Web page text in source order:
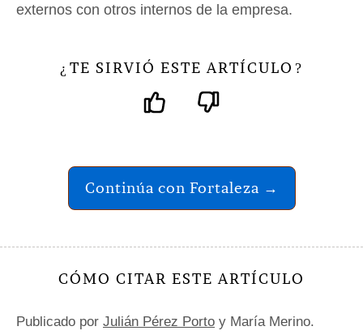
externos con otros internos de la empresa.
¿ TE SIRVIÓ ESTE ARTÍCULO ?
Continúa con Fortaleza →
CÓMO CITAR ESTE ARTÍCULO
Publicado por Julián Pérez Porto y María Merino.